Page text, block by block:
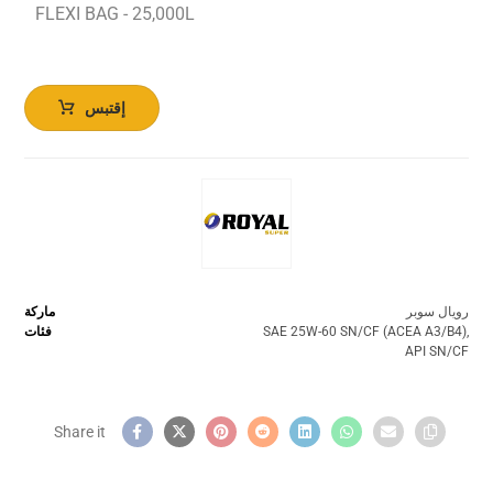
FLEXI BAG - 25,000L
إقتبس
ماركة
رويال سوبر
فئات
SAE 25W-60 SN/CF (ACEA A3/B4),
API SN/CF